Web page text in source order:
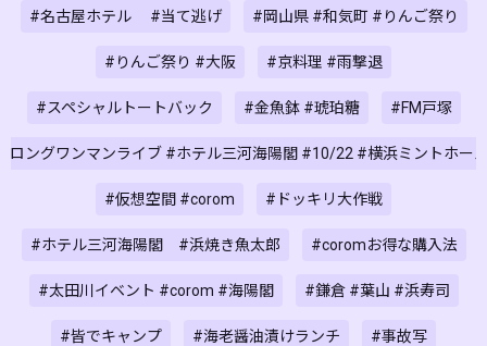
#名古屋ホテル #当て逃げ #岡山県 #和気町 #りんご祭り
#りんご祭り #大阪 #京料理 #雨撃退
#スペシャルトートバック #金魚鉢 #琥珀糖 #FM戸塚
ロングワンマンライブ #ホテル三河海陽閣 #10/22 #横浜ミントホー
#仮想空間 #corom #ドッキリ大作戦
#ホテル三河海陽閣 #浜焼き魚太郎 #coromお得な購入法
#太田川イベント #corom #海陽閣 #鎌倉 #葉山 #浜寿司
#皆でキャンプ #海老醤油漬けランチ #事故写